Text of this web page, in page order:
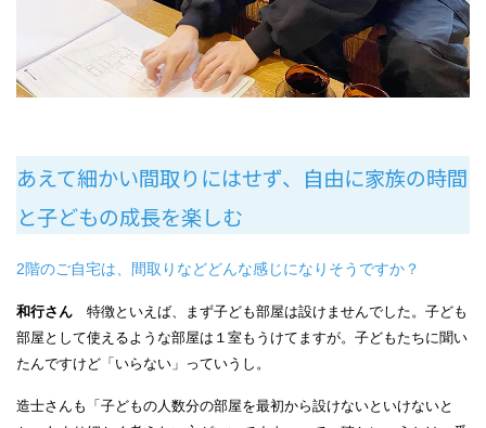
あえて細かい間取りにはせず、自由に家族の時間
と子どもの成長を楽しむ
2階のご自宅は、間取りなどどんな感じになりそうですか？
和行さん 特徴といえば、まず子ども部屋は設けませんでした。子ども
部屋として使えるような部屋は１室もうけてますが。子どもたちに聞い
たんですけど「いらない」っていうし。
造士さんも「子どもの人数分の部屋を最初から設けないといけないと